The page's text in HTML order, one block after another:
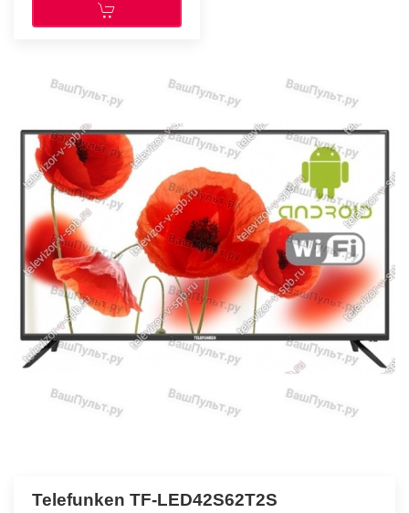
Telefunken TF-LED42S62T2S